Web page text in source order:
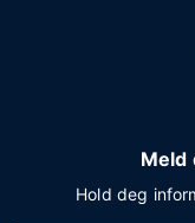
Meld
Hold deg